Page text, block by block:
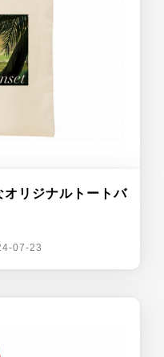
リジナルトートバ
07-23